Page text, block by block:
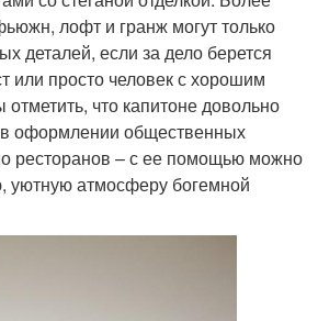
лофт и гранж могут только
деталей, если за дело берется
или просто человек с хорошим
что капитоне довольно
в оформлении общественных
ресторанов – с ее помощью можно
уютную атмосферу богемной